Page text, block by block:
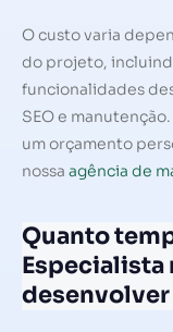
O custo varia
do projeto,
funcionalidades
SEO e
um orçamento
nossa agência de
Quanto
Especialista
desenvolver